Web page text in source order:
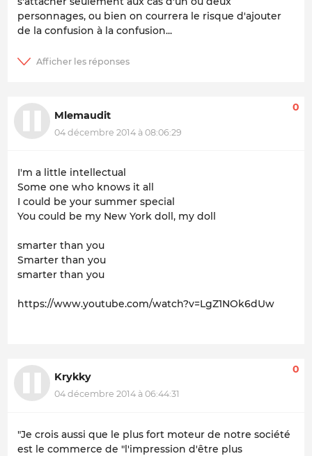
personnages, ou bien on courrera le risque d'ajouter
de la confusion à la confusion...
Mlemaudit
04 décembre 2014 à 08:06:29
0
I'm a little intellectual
Some one who knows it all
I could be your summer special
You could be my New York doll, my doll
smarter than you
Smarter than you
smarter than you
https://www.youtube.com/watch?v=LgZ1NOk6dUw
Krykky
04 décembre 2014 à 06:44:31
0
"Je crois aussi que le plus fort moteur de notre société
est le commerce de "l'impression d'être plus